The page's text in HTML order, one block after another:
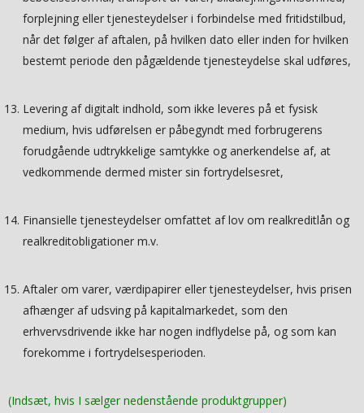
forplejning eller tjenesteydelser i forbindelse med fritidstilbud,
når det følger af aftalen, på hvilken dato eller inden for hvilken
bestemt periode den pågældende tjenesteydelse skal udføres,
Levering af digitalt indhold, som ikke leveres på et fysisk
medium, hvis udførelsen er påbegyndt med forbrugerens
forudgående udtrykkelige samtykke og anerkendelse af, at
vedkommende dermed mister sin fortrydelsesret,
Finansielle tjenesteydelser omfattet af lov om realkreditlån og
realkreditobligationer m.v.
Aftaler om varer, værdipapirer eller tjenesteydelser, hvis prisen
afhænger af udsving på kapitalmarkedet, som den
erhvervsdrivende ikke har nogen indflydelse på, og som kan
forekomme i fortrydelsesperioden.
(Indsæt, hvis I sælger nedenstående produktgrupper)